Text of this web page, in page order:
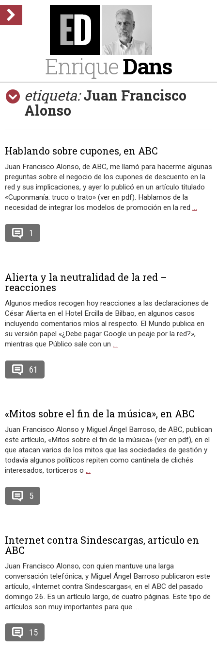
EnriqueDans
etiqueta: Juan Francisco
Alonso
Hablando sobre cupones, en ABC
Juan Francisco Alonso, de ABC, me llamó para hacerme algunas
preguntas sobre el negocio de los cupones de descuento en la
red y sus implicaciones, y ayer lo publicó en un artículo titulado
«Cuponmanía: truco o trato» (ver en pdf). Hablamos de la
necesidad de integrar los modelos de promoción en la red …
1
Alierta y la neutralidad de la red –
reacciones
Algunos medios recogen hoy reacciones a las declaraciones de
César Alierta en el Hotel Ercilla de Bilbao, en algunos casos
incluyendo comentarios míos al respecto. El Mundo publica en
su versión papel «¿Debe pagar Google un peaje por la red?»,
mientras que Público sale con un …
61
«Mitos sobre el fin de la música», en ABC
Juan Francisco Alonso y Miguel Ángel Barroso, de ABC, publican
este artículo, «Mitos sobre el fin de la música» (ver en pdf), en el
que atacan varios de los mitos que las sociedades de gestión y
todavía algunos políticos repiten como cantinela de clichés
interesados, torticeros o …
5
Internet contra Sindescargas, artículo en
ABC
Juan Francisco Alonso, con quien mantuve una larga
conversación telefónica, y Miguel Ángel Barroso publicaron este
artículo, «Internet contra Sindescargas«, en el ABC del pasado
domingo 26. Es un artículo largo, de cuatro páginas. Este tipo de
artículos son muy importantes para que …
15